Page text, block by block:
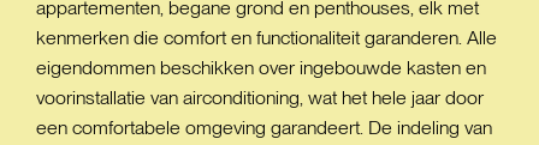
appartementen, begane grond en penthouses, elk met
kenmerken die comfort en functionaliteit garanderen. Alle
eigendommen beschikken over ingebouwde kasten en
voorinstallatie van airconditioning, wat het hele jaar door
een comfortabele omgeving garandeert. De indeling van